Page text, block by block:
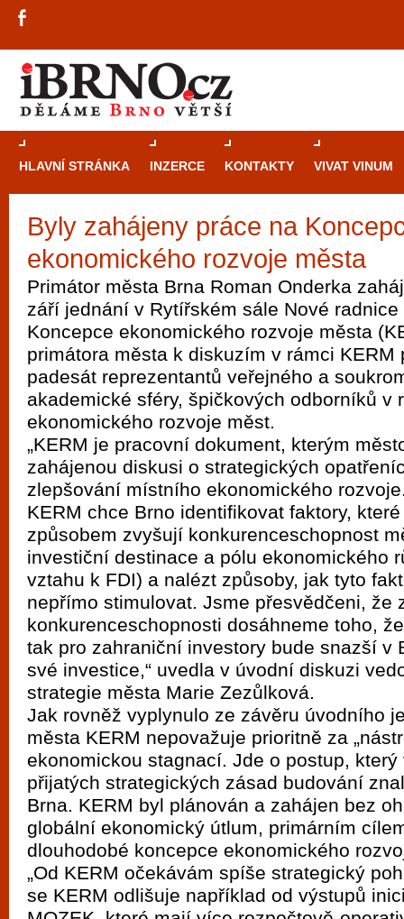
HLAVNÍ STRÁNKA INZERCE KONTAKTY VIVAT VINUM
Byly zahájeny práce na
ekonomického rozvoje města
Primátor města Brna Roman Onderka
září jednání v Rytířském sále Nové
Koncepce ekonomického rozvoje města
primátora města k diskuzím v rámci KERM
padesát reprezentantů veřejného a
akademické sféry, špičkových odborníků v
ekonomického rozvoje měst.
„KERM je pracovní dokument, kterým
zahájenou diskusi o strategických
zlepšování místního ekonomického
KERM chce Brno identifikovat faktory,
způsobem zvyšují konkurenceschopnost
investiční destinace a pólu ekonomického
vztahu k FDI) a nalézt způsoby, jak tyto
nepřímo stimulovat. Jsme přesvědčeni, že
konkurenceschopnosti dosáhneme toho,
tak pro zahraniční investory bude snazší v
své investice,“ uvedla v úvodní diskuzi
strategie města Marie Zezůlková.
Jak rovněž vyplynulo ze závěru úvodního
města KERM nepovažuje prioritně za
ekonomickou stagnací. Jde o postup,
přijatých strategických zásad budování
Brna. KERM byl plánován a zahájen bez
globální ekonomický útlum, primárním
dlouhodobé koncepce ekonomického
„Od KERM očekávám spíše strategický
se KERM odlišuje například od výstupů
Průvodce
Brně: Od
automaty
Brno je
zajímavé
restaurace,
Mimo jiné je ale také místem, kde si
vyzkoušet různé kasinové hry. V
metropoli naleznete širokou nabídku her
po moderní automaty jak pro pravidelné
příležitostné hráče. V...